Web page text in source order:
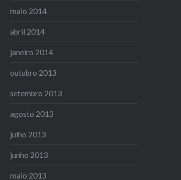
maio 2014
abril 2014
janeiro 2014
outubro 2013
setembro 2013
agosto 2013
julho 2013
junho 2013
maio 2013